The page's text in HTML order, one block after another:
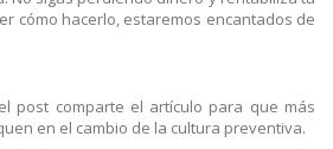
cómo hacerlo, estaremos encantados de
post comparte el artículo para que más
en el cambio de la cultura preventiva.